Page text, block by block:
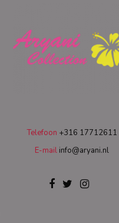
Telefoon +316 17712611
E-mail info@aryani.nl